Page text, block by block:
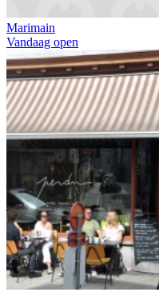
Marimain
Vandaag open